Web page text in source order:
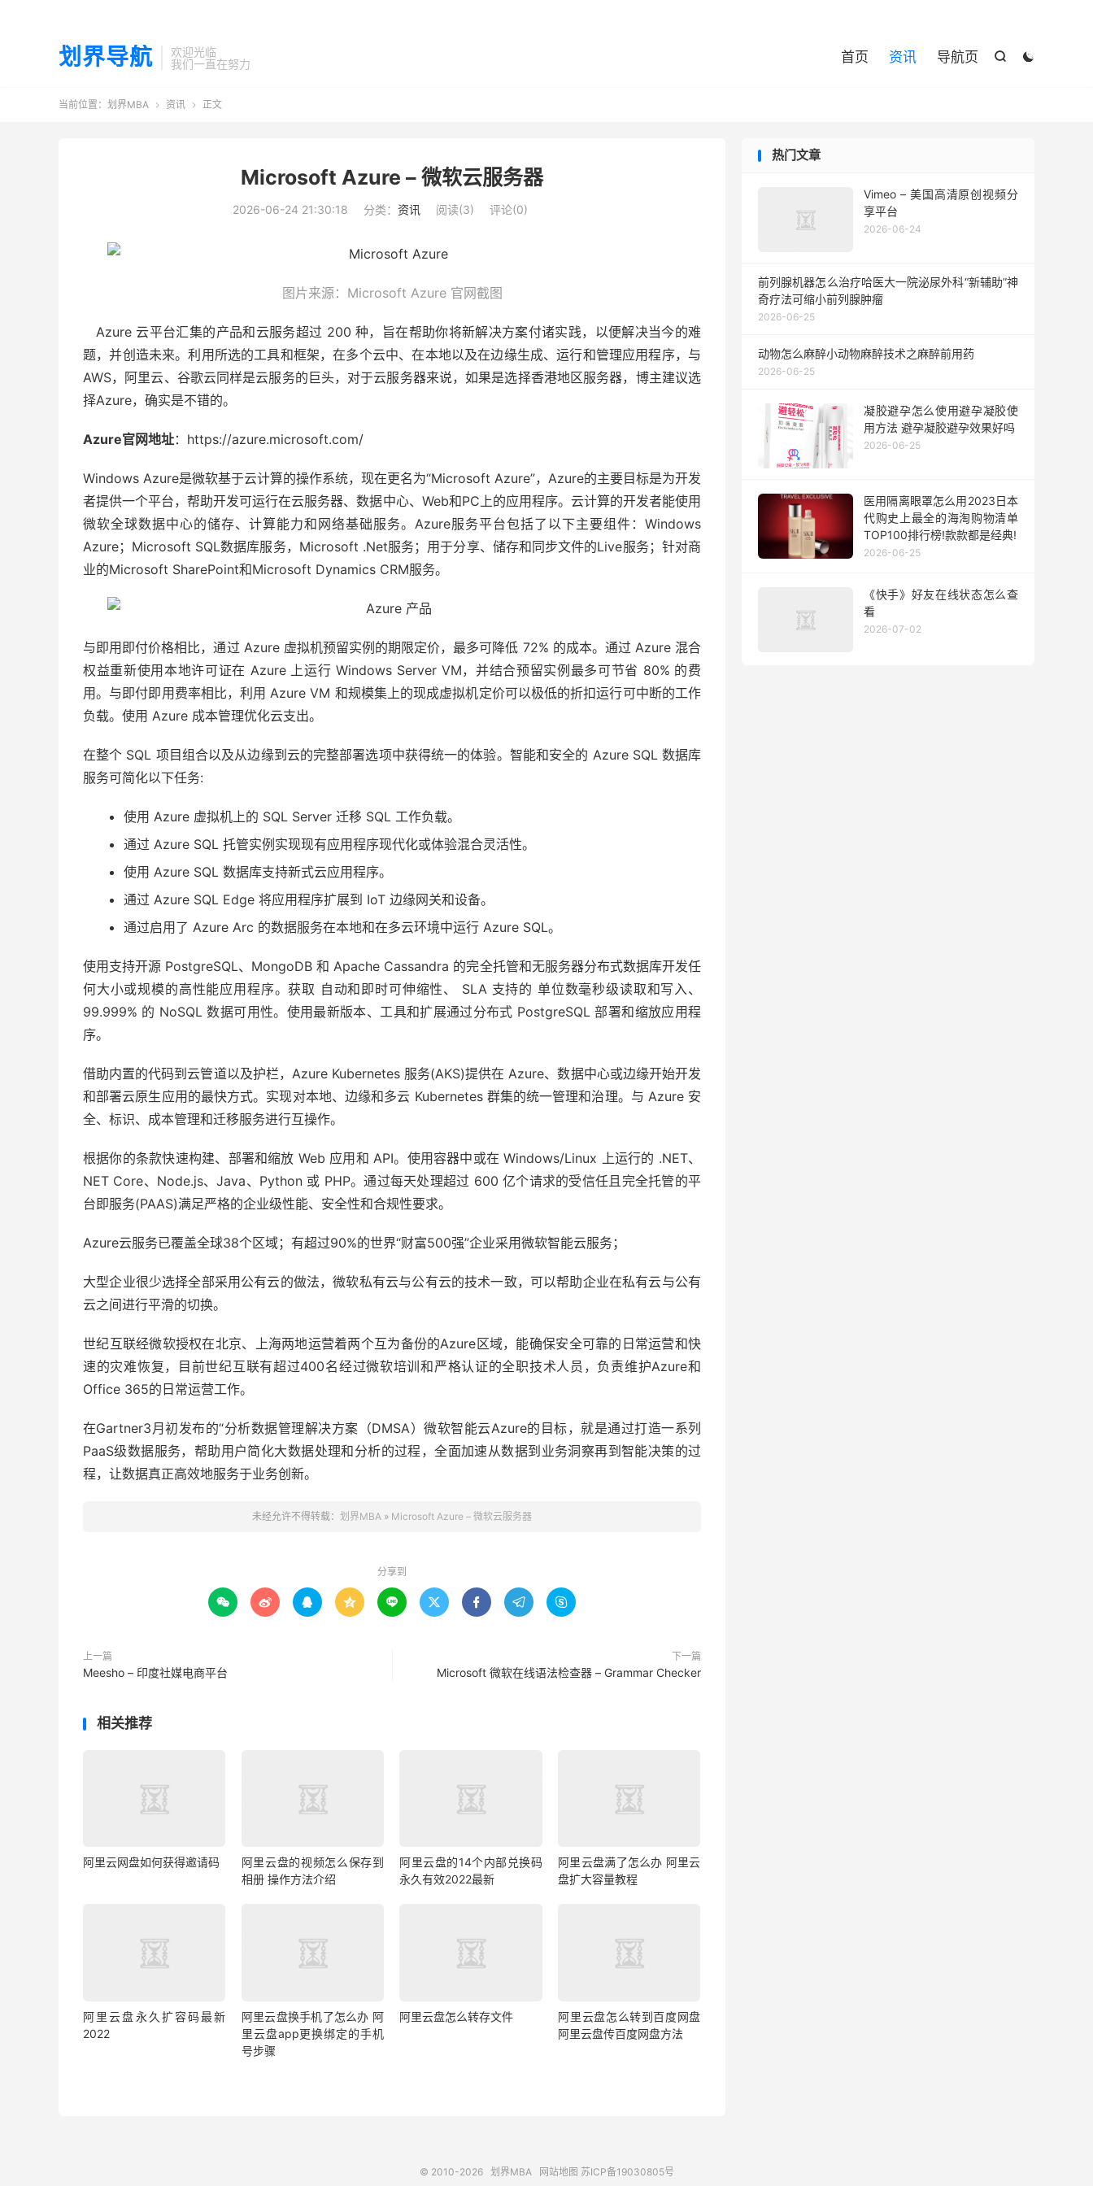
划界导航
欢迎光临
我们一直在努力


首页 资讯 导航页
当前位置： 划界MBA  资讯  正文
Microsoft Azure – 微软云服务器
2026-06-24 21:30:18 分类： 资讯 阅读(3) 评论(0)
图片来源：Microsoft Azure 官网截图
Azure 云平台汇集的产品和云服务超过 200 种，旨在帮助你将新解决方案付诸实践，以便解决当今的难
题，并创造未来。利用所选的工具和框架，在多个云中、在本地以及在边缘生成、运行和管理应用程序，与
AWS，阿里云、谷歌云同样是云服务的巨头，对于云服务器来说，如果是选择香港地区服务器，博主建议选
择Azure，确实是不错的。
Azure官网地址：https://azure.microsoft.com/
Windows Azure是微软基于云计算的操作系统，现在更名为“Microsoft Azure”，Azure的主要目标是为开发
者提供一个平台，帮助开发可运行在云服务器、数据中心、Web和PC上的应用程序。云计算的开发者能使用
微软全球数据中心的储存、计算能力和网络基础服务。Azure服务平台包括了以下主要组件：Windows
Azure；Microsoft SQL数据库服务，Microsoft .Net服务；用于分享、储存和同步文件的Live服务；针对商
业的Microsoft SharePoint和Microsoft Dynamics CRM服务。
与即用即付价格相比，通过 Azure 虚拟机预留实例的期限定价，最多可降低 72% 的成本。通过 Azure 混合
权益重新使用本地许可证在 Azure 上运行 Windows Server VM，并结合预留实例最多可节省 80% 的费
用。与即付即用费率相比，利用 Azure VM 和规模集上的现成虚拟机定价可以极低的折扣运行可中断的工作
负载。使用 Azure 成本管理优化云支出。
在整个 SQL 项目组合以及从边缘到云的完整部署选项中获得统一的体验。智能和安全的 Azure SQL 数据库
服务可简化以下任务:
使用 Azure 虚拟机上的 SQL Server 迁移 SQL 工作负载。
通过 Azure SQL 托管实例实现现有应用程序现代化或体验混合灵活性。
使用 Azure SQL 数据库支持新式云应用程序。
通过 Azure SQL Edge 将应用程序扩展到 IoT 边缘网关和设备。
通过启用了 Azure Arc 的数据服务在本地和在多云环境中运行 Azure SQL。
使用支持开源 PostgreSQL、MongoDB 和 Apache Cassandra 的完全托管和无服务器分布式数据库开发任
何大小或规模的高性能应用程序。获取 自动和即时可伸缩性、 SLA 支持的 单位数毫秒级读取和写入、
99.999% 的 NoSQL 数据可用性。使用最新版本、工具和扩展通过分布式 PostgreSQL 部署和缩放应用程
序。
借助内置的代码到云管道以及护栏，Azure Kubernetes 服务(AKS)提供在 Azure、数据中心或边缘开始开发
和部署云原生应用的最快方式。实现对本地、边缘和多云 Kubernetes 群集的统一管理和治理。与 Azure 安
全、标识、成本管理和迁移服务进行互操作。
根据你的条款快速构建、部署和缩放 Web 应用和 API。使用容器中或在 Windows/Linux 上运行的 .NET、
NET Core、Node.js、Java、Python 或 PHP。通过每天处理超过 600 亿个请求的受信任且完全托管的平
台即服务(PAAS)满足严格的企业级性能、安全性和合规性要求。
Azure云服务已覆盖全球38个区域；有超过90%的世界“财富500强”企业采用微软智能云服务；
大型企业很少选择全部采用公有云的做法，微软私有云与公有云的技术一致，可以帮助企业在私有云与公有
云之间进行平滑的切换。
世纪互联经微软授权在北京、上海两地运营着两个互为备份的Azure区域，能确保安全可靠的日常运营和快
速的灾难恢复，目前世纪互联有超过400名经过微软培训和严格认证的全职技术人员，负责维护Azure和
Office 365的日常运营工作。
在Gartner3月初发布的“分析数据管理解决方案（DMSA）微软智能云Azure的目标，就是通过打造一系列
PaaS级数据服务，帮助用户简化大数据处理和分析的过程，全面加速从数据到业务洞察再到智能决策的过
程，让数据真正高效地服务于业务创新。
未经允许不得转载： 划界MBA » Microsoft Azure – 微软云服务器
分享到
        
上一篇
Meesho – 印度社媒电商平台
下一篇
Microsoft 微软在线语法检查器 – Grammar Checker
相关推荐
阿里云网盘如何获得邀请码
阿里云盘的视频怎么保存到
相册 操作方法介绍
阿里云盘的14个内部兑换码
永久有效2022最新
阿里云盘满了怎么办 阿里云
盘扩大容量教程
阿里云盘永久扩容码最新
2022
阿里云盘换手机了怎么办 阿
里云盘app更换绑定的手机
号步骤
阿里云盘怎么转存文件
阿里云盘怎么转到百度网盘
阿里云盘传百度网盘方法
热门文章
Vimeo – 美国高清原创视频分
享平台
2026-06-24
前列腺机器怎么治疗哈医大一院泌尿外科“新辅助”神
奇疗法可缩小前列腺肿瘤
2026-06-25
动物怎么麻醉小动物麻醉技术之麻醉前用药
2026-06-25
凝胶避孕怎么使用避孕凝胶使
用方法 避孕凝胶避孕效果好吗
2026-06-25
医用隔离眼罩怎么用2023日本
代购史上最全的海淘购物清单
TOP100排行榜!款款都是经典!
2026-06-25
《快手》好友在线状态怎么查
看
2026-07-02
© 2010-2026 划界MBA 网站地图 苏ICP备19030805号